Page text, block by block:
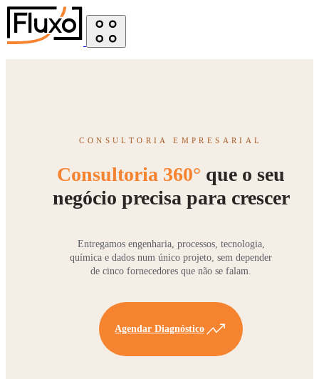
CONSULTORIA EMPRESARIAL
Consultoria 360° que o seu
negócio precisa para crescer
Entregamos engenharia, processos, tecnologia,
química e dados num único projeto, sem depender
de cinco fornecedores que não se falam.
Agendar Diagnóstico